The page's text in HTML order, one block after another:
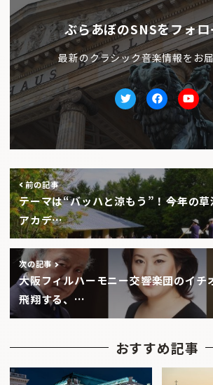
ぶらあぼのSNSをフォ
最新のクラシック音楽情報をお
Twitterfacebook
前の記事
テーマは“バッハと涼もう”！――今年の
アカデ…
次の記事
大阪フィルハーモニー交響楽団のイチ
飛翔する、…
おすすめ記事